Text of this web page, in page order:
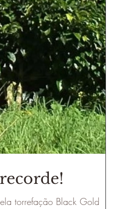
torrefação Black Gold